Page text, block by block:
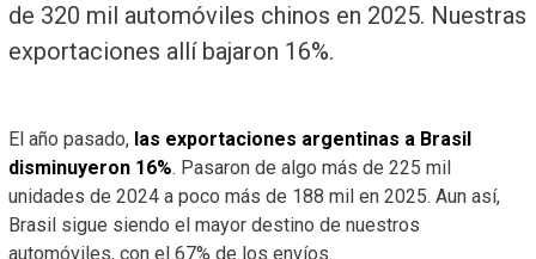
de 320 mil automóviles chinos en 2025. Nuestras
exportaciones allí bajaron 16%.
El año pasado, las exportaciones argentinas a Brasil
disminuyeron 16%. Pasaron de algo más de 225 mil
unidades de 2024 a poco más de 188 mil en 2025. Aun así,
Brasil sigue siendo el mayor destino de nuestros
automóviles, con el 67% de los envíos.